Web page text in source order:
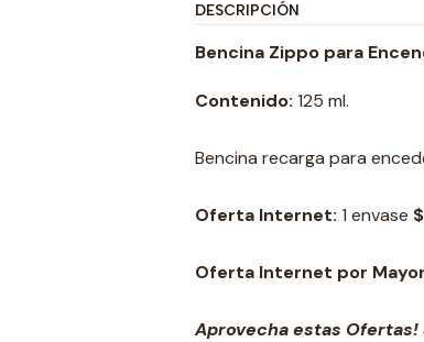
DESCRIPCIÓN
Bencina Zippo para
Contenido: 125 ml.
Bencina recarga para
Oferta Internet: 1 envase
Oferta Internet por
Aprovecha estas Ofertas!